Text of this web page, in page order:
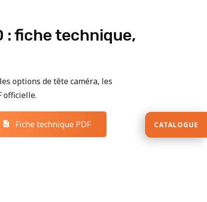
: fiche technique,
options de tête caméra, les
officielle.
Fiche technique PDF CATALOGUE